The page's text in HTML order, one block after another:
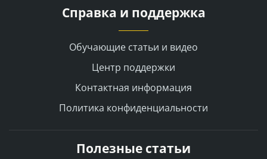
Справка и поддержка
Обучающие статьи и видео
Центр поддержки
Контактная информация
Политика конфиденциальности
Полезные статьи